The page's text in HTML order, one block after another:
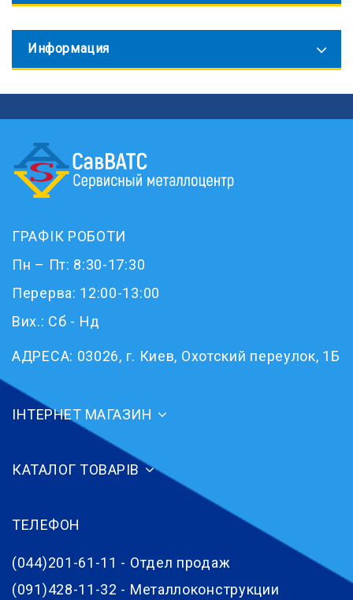
Информация
ГРАФІК РОБОТИ
Пн – Пт: 8:30-17:30
Перерва: 12:00-13:00
Вих.: Сб - Нд
АДРЕСА: 03026, г. Киев, Охотский переулок, 1Б
ІНТЕРНЕТ МАГАЗИН
КАТАЛОГ ТОВАРІВ
ТЕЛЕФОН
(044)201-61-11 - Отдел продаж
(091)428-11-32 - Металлоконструкции